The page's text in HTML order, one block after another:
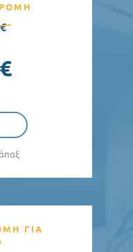
ΓΙΑ